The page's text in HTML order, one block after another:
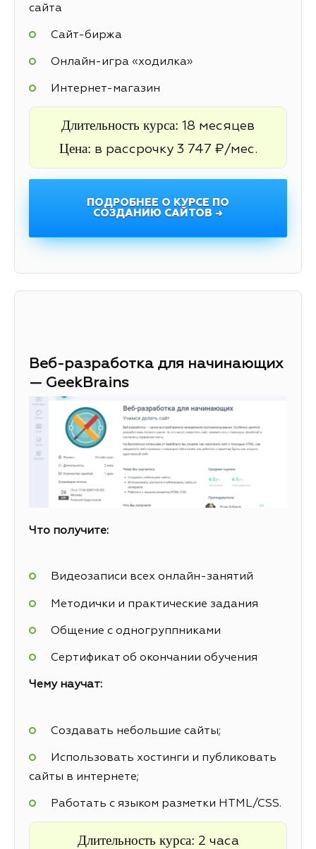
сайта
Cайт-биржа
Онлайн-игра «ходилка»
Интернет-магазин
Длительность курса: 18 месяцев
Цена: в рассрочку 3 747 ₽/мес.
ПОДРОБНЕЕ О КУРСЕ ПО
СОЗДАНИЮ САЙТОВ →
Веб-разработка для начинающих
— GeekBrains
Что получите:
Видеозаписи всех онлайн-занятий
Методички и практические задания
Общение с одногруппниками
Сертификат об окончании обучения
Чему научат:
Создавать небольшие сайты;
Использовать хостинги и публиковать
сайты в интернете;
Работать с языком разметки HTML/CSS.
Длительность курса: 2 часа